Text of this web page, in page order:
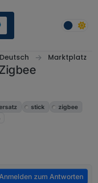
Deutsch Marktplatz
stick
zigbee
Anmelden zum Antworten